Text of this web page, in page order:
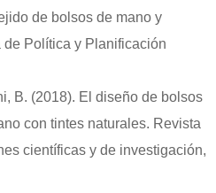
de bolsos de mano y
Política y Planificación
B. (2018). El diseño de bolsos
con tintes naturales. Revista
científicas y de investigación,